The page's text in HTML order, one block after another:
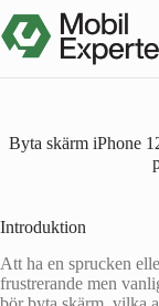
till
innehåll
Byta skärm iPhone
Introduktion
Att ha en sprucken
frustrerande men